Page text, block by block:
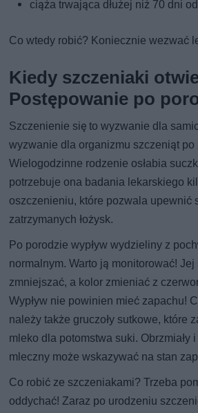
ciąża trwająca dłużej niż 70 dni
Co wtedy robić? Koniecznie wezwać
Kiedy szczeniaki
Postępowanie po
Szczenienie się to wyzwanie dla
wyzwanie dla organizmu szczeniąt po
Wielogodzinne rodzenie osłabia
potrzebuje ona badania lekarskiego
oszczenieniu, które pozwala upewnić
zatrzymanych łożysk.
Po porodzie wypływ wydzieliny z
normalnym. Warto ją monitorować!
zmniejszać, a kolor zmieniać z
Wypływ nie powinien mieć zapachu!
należy także gruczoły sutkowe, które
mleko dla potomstwa suki. Obrzmiały
mleczny może wskazywać na stan
Co robić ze szczeniakami? Trzeba
oddychać! Zaraz po urodzeniu